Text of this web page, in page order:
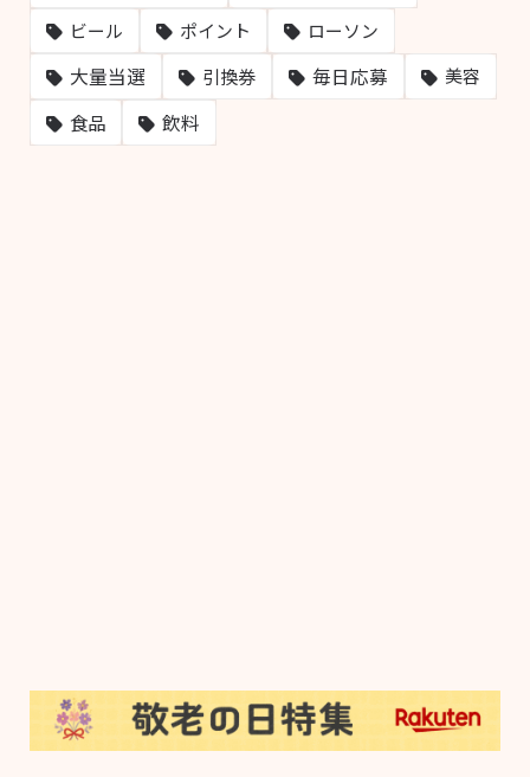
ビール ポイント ローソン
大量当選 引換券 毎日応募 美容
食品 飲料